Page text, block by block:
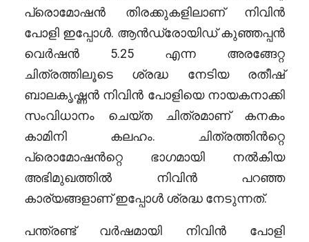
പ്രൊമോഷൻ തിരക്കുകളിലാണ് നിവിൻ
പോളി ഇപ്പോൾ. ആൻഡ്രോയിഡ് കുഞ്ഞപ്പൻ
വെർഷൻ 5.25 എന്ന അരങ്ങേറ്റ
ചിത്രത്തിലൂടെ ശ്രദ്ധ നേടിയ രതീഷ്
ബാലകൃഷ്ണൻ നിവിൻ പോളിയെ നായകനാക്കി
സംവിധാനം ചെയ്ത ചിത്രമാണ് കനകം
കാമിനി കലഹം. ചിത്രത്തിൻറ്റെ
പ്രൊമോഷൻറ്റെ ഭാഗമായി നൽകിയ
അഭിമുഖത്തിൽ നിവിൻ പറഞ്ഞ
കാര്യങ്ങളാണ് ഇപ്പോൾ ശ്രദ്ധ നേടുന്നത്.
പന്ത്രണ്ട് വർഷമായി നിവിൻ പോളി